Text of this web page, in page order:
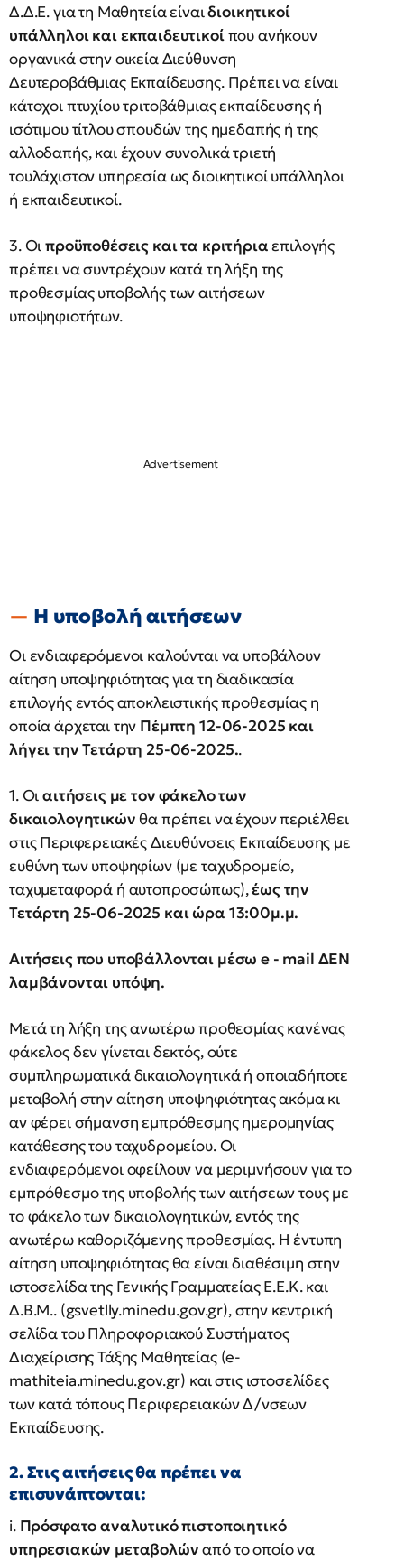
Δ.Δ.Ε. για τη Μαθητεία είναιδιοικητικοί
υπάλληλοι και εκπαιδευτικοίπου ανήκουν
οργανικά στην οικεία Διεύθυνση
Δευτεροβάθμιας Εκπαίδευσης. Πρέπει να είναι
κάτοχοι πτυχίου τριτοβάθμιας εκπαίδευσης ή
ισότιμου τίτλου σπουδών της ημεδαπής ή της
αλλοδαπής, και έχουν συνολικά τριετή
τουλάχιστον υπηρεσία ως διοικητικοί υπάλληλοι
ή εκπαιδευτικοί.
3. Οιπροϋποθέσεις και τα κριτήριαεπιλογής
πρέπει να συντρέχουν κατά τη λήξη της
προθεσμίας υποβολής των αιτήσεων
υποψηφιοτήτων.
Η υποβολή αιτήσεων
Οι ενδιαφερόμενοι καλούνται να υποβάλουν
αίτηση υποψηφιότητας για τη διαδικασία
επιλογής εντός αποκλειστικής προθεσμίας η
οποία άρχεται την Πέμπτη 12-06-2025 και
λήγει την Τετάρτη 25-06-2025..
1. Οιαιτήσεις με τον φάκελο των
δικαιολογητικώνθα πρέπει να έχουν περιέλθει
στις Περιφερειακές Διευθύνσεις Εκπαίδευσης με
ευθύνη των υποψηφίων (με ταχυδρομείο,
ταχυμεταφορά ή αυτοπροσώπως),έως την
Τετάρτη 25-06-2025 και ώρα 13:00μ.μ.
Αιτήσεις που υποβάλλονται μέσω e - mail ΔΕΝ
λαμβάνονται υπόψη.
Μετά τη λήξη της ανωτέρω προθεσμίας κανένας
φάκελος δεν γίνεται δεκτός, ούτε
συμπληρωματικά δικαιολογητικά ή οποιαδήποτε
μεταβολή στην αίτηση υποψηφιότητας ακόμα κι
αν φέρει σήμανση εμπρόθεσμης ημερομηνίας
κατάθεσης του ταχυδρομείου. Οι
ενδιαφερόμενοι οφείλουν να μεριμνήσουν για το
εμπρόθεσμο της υποβολής των αιτήσεων τους με
το φάκελο των δικαιολογητικών, εντός της
ανωτέρω καθοριζόμενης προθεσμίας. Η έντυπη
αίτηση υποψηφιότητας θα είναι διαθέσιμη στην
ιστοσελίδα της Γενικής Γραμματείας Ε.Ε.Κ. και
Δ.Β.Μ.. (gsvetlly.minedu.gov.gr), στην κεντρική
σελίδα του Πληροφοριακού Συστήματος
Διαχείρισης Τάξης Μαθητείας (e-
mathiteia.minedu.gov.gr) και στις ιστοσελίδες
των κατά τόπους Περιφερειακών Δ/νσεων
Εκπαίδευσης.
2. Στις αιτήσεις θα πρέπει να
επισυνάπτονται:
i. Πρόσφατο αναλυτικό πιστοποιητικό
υπηρεσιακών μεταβολώναπό το οποίο να